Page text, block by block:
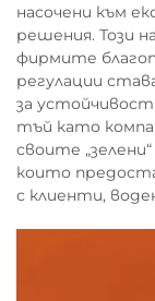
насочени към
решения. Този
фирмите
регулации
за
тъй като
своите
които
с клиенти,